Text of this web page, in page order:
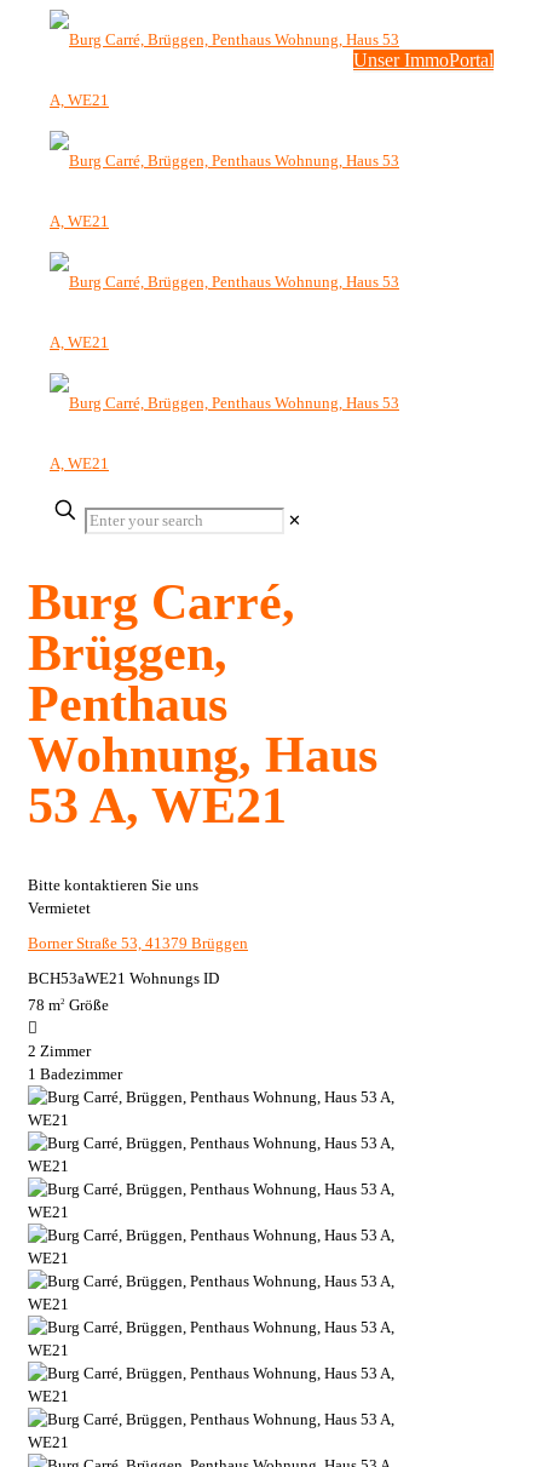
Unser ImmoPortal
✕
Burg Carré,
Brüggen,
Penthaus
Wohnung, Haus
53 A, WE21
Bitte kontaktieren Sie uns
Vermietet
Borner Straße 53, 41379 Brüggen
BCH53aWE21 Wohnungs ID
78 m2 Größe
2 Zimmer
1 Badezimmer